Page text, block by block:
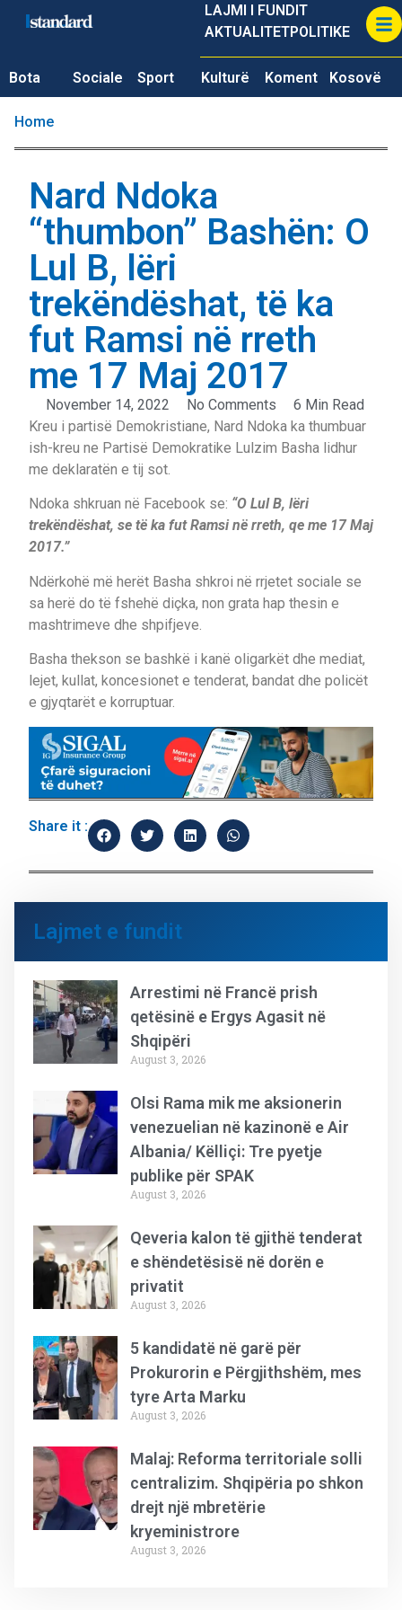
LAJMI I FUNDIT
AKTUALITETPOLITIKE
Bota Sociale Sport Kulturë Koment Kosovë
Home
Nard Ndoka
“thumbon” Bashën: O
Lul B, lëri
trekëndëshat, të ka
fut Ramsi në rreth
me 17 Maj 2017
November 14, 2022 No Comments
6 Min Read
Kreu i partisë Demokristiane, Nard Ndoka ka thumbuar
ish-kreu ne Partisë Demokratike Lulzim Basha lidhur
me deklaratën e tij sot.
Ndoka shkruan në Facebook se: “O Lul B, lëri
trekëndëshat, se të ka fut Ramsi në rreth, qe me 17 Maj
2017.”
Ndërkohë më herët Basha shkroi në rrjetet sociale se
sa herë do të fshehë diçka, non grata hap thesin e
mashtrimeve dhe shpifjeve.
Basha thekson se bashkë i kanë oligarkët dhe mediat,
lejet, kullat, koncesionet e tenderat, bandat dhe policët
e gjyqtarët e korruptuar.
Share it :
Lajmet e fundit
Arrestimi në Francë prish
qetësinë e Ergys Agasit në
Shqipëri
August 3, 2026
Olsi Rama mik me aksionerin
venezuelian në kazinonë e Air
Albania/ Këlliçi: Tre pyetje
publike për SPAK
August 3, 2026
Qeveria kalon të gjithë tenderat
e shëndetësisë në dorën e
privatit
August 3, 2026
5 kandidatë në garë për
Prokurorin e Përgjithshëm, mes
tyre Arta Marku
August 3, 2026
Malaj: Reforma territoriale solli
centralizim. Shqipëria po shkon
drejt një mbretërie
kryeministrore
August 3, 2026